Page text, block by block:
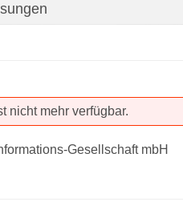
nicht mehr verfügbar.
Gesellschaft mbH